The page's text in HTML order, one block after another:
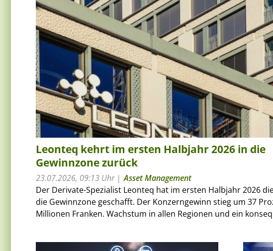
Leonteq kehrt im ersten Halbjahr 2026 in die
Gewinnzone zurück
23.07.2026, 09:13 Uhr
Asset Management
Der Derivate-Spezialist Leonteq hat im ersten Halbjahr 2026
die Gewinnzone geschafft. Der Konzerngewinn stieg um 37
Millionen Franken. Wachstum in allen Regionen und ein